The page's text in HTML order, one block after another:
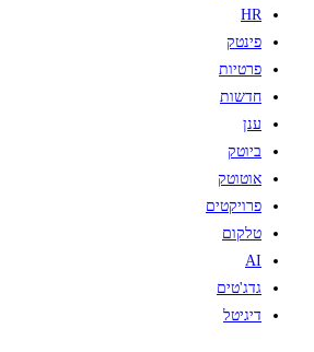
HR
פינטק
פרטיות
חדשות
ענן
ביוטק
אוטוטק
פרויקטים
טלקום
AI
גדג'טים
דיגיטל